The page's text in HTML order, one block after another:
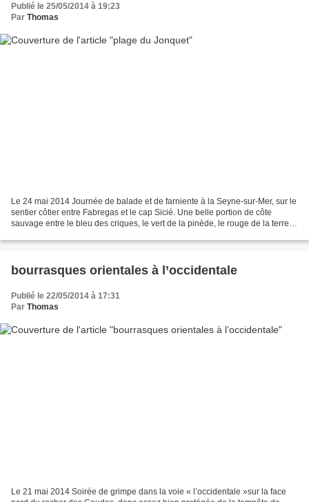
Publié le 25/05/2014 à 19:23
Par Thomas
Le 24 mai 2014 Journée de balade et de farniente à la Seyne-sur-Mer, sur le
sentier côtier entre Fabregas et le cap Sicié. Une belle portion de côte
sauvage entre le bleu des criques, le vert de la pinède, le rouge de la terre et
bourrasques orientales à l’occidentale
Publié le 22/05/2014 à 17:31
Par Thomas
Le 21 mai 2014 Soirée de grimpe dans la voie « l’occidentale »sur la face